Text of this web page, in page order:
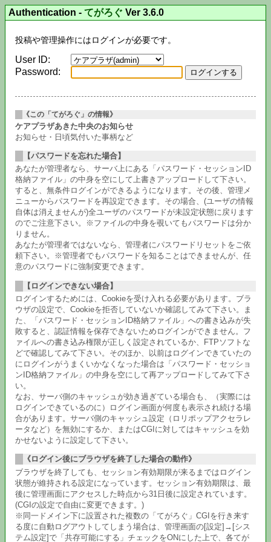
Authentication - てがろぐ Ver 3.6.0
投稿や管理操作にはログインが必要です。
User ID:
Password:
《この「てがろぐ」の情報》
ケアプラザあきた中央のお知らせ
お知らせ・日頃気付いた事柄など
【パスワードを忘れた場合】
あなたが管理者なら、サーバ上にある「パスワード・セッションID
格納ファイル」の中身を空にして上書きアップロードして下さい。
すると、無条件ログインができるようになります。その後、管理メ
ニューからパスワードを再設定できます。その場合、(ユーザの情報
自体は消えませんが)全ユーザのパスワードが未設定状態に戻ります
のでご注意下さい。※ファイルの中身を覗いてもパスワードは分か
りません。
あなたが管理者ではないなら、管理者にパスワードリセットをご依
頼下さい。※管理者でもパスワードを知ることはできませんが、任
意のパスワードに強制変更できます。
【ログインできない場合】
ログインするためには、Cookieを受け入れる必要があります。ブラ
ウザの設定で、Cookieを拒否していないか確認してみて下さい。ま
た、「パスワード・セッションID格納ファイル」への書き込みが失
敗すると、認証情報を保存できないためログインができません。フ
ァイルへの書き込み権限が正しく設定されているか、FTPソフトな
どで確認してみて下さい。そのほか、以前はログインできていたの
にログインがうまくいかなくなった場合は「パスワード・セッショ
ンID格納ファイル」の中身を空にして再アップロードしてみて下さ
い。
なお、サーバ側のキャッシュが効き過ぎている場合も、（実際には
ログインできているのに）ログイン画面が何度も表示され続ける場
合があります。サーバ側のキャッシュ設定（ロリポップアクセラレ
ータなど）を無効にするか、またはCGIに対してはキャッシュを効
かせないように設定して下さい。
《ログイン後にブラウザを終了した場合の動作》
ブラウザを終了しても、セッション有効期限が来るまではログイン
状態が維持される設定になっています。セッション有効期限は、最
後に管理画面にアクセスした時点から31日後に設定されています。
(CGIの設定で自由に変更できます。)
※同一ドメイン下に設置された複数の「てがろぐ」CGIを行き来す
る度に自動ログアウトしてしまう場合は、管理画面の[設定]→[シス
テム設定]で「共存可能にする」チェックをONにした上で、各てが